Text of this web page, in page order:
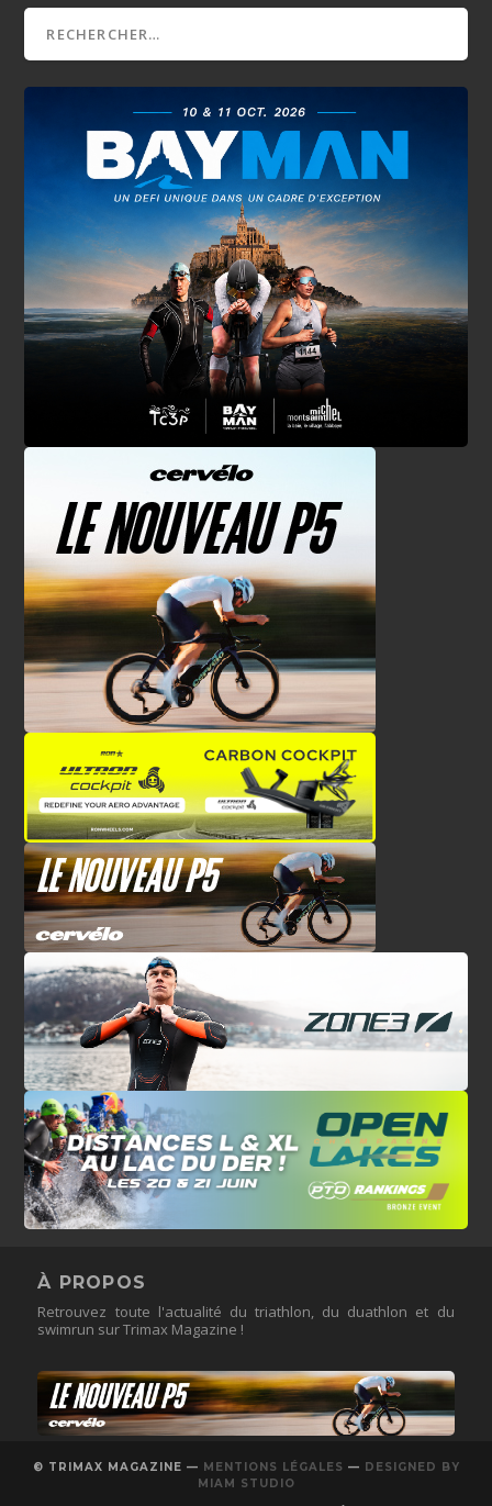
À PROPOS
Retrouvez toute l'actualité du triathlon, du duathlon et du
swimrun sur Trimax Magazine !
© TRIMAX MAGAZINE — MENTIONS LÉGALES — DESIGNED BY
MIAM STUDIO